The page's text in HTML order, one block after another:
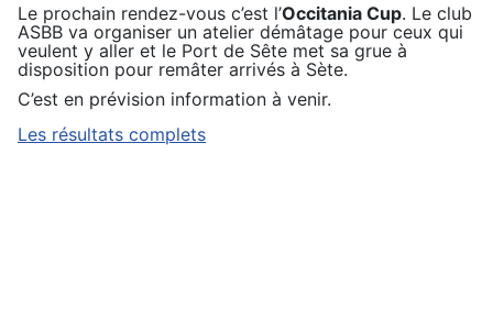
Le prochain rendez-vous c’est l’Occitania Cup. Le club
ASBB va organiser un atelier démâtage pour ceux qui
veulent y aller et le Port de Sête met sa grue à
disposition pour remâter arrivés à Sète.
C’est en prévision information à venir.
Les résultats complets